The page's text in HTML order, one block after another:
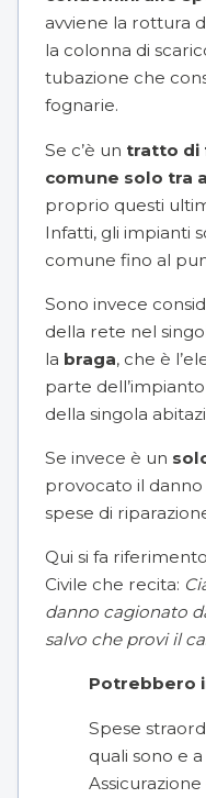
avviene la rottura
la colonna di
tubazione che
fognarie.
Se c’è un tratto di
comune solo tra
proprio questi
Infatti, gli impianti
comune fino al
Sono invece
della rete nel
la braga, che è
parte
della singola
Se invece è un
provocato il
spese di
Qui si fa riferimento
Civile che recita:
danno cagionato
salvo che provi il
Potrebbero
Spese
quali sono e